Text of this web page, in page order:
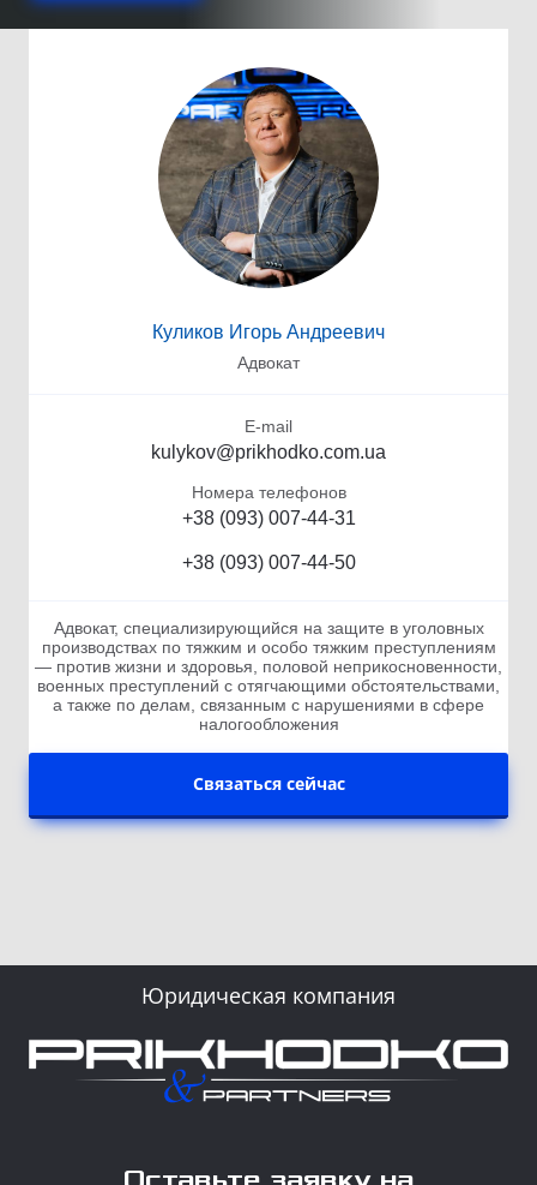
Куликов Игорь Андреевич
Адвокат
E-mail
kulykov@prikhodko.com.ua
Номера телефонов
+38 (093) 007-44-31
+38 (093) 007-44-50
Адвокат, специализирующийся на защите в уголовных
производствах по тяжким и особо тяжким преступлениям
— против жизни и здоровья, половой неприкосновенности,
военных преступлений с отягчающими обстоятельствами,
а также по делам, связанным с нарушениями в сфере
налогообложения
Связаться сейчас
Юридическая компания